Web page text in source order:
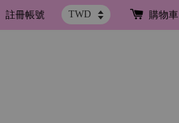
註冊帳號 購物車